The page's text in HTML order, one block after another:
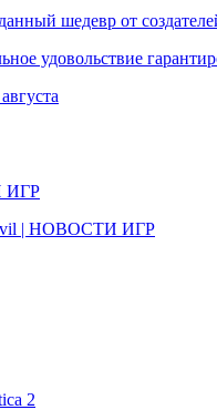
шедевр от
удовольствие
ИГР
Evil | НОВОСТИ ИГР
2